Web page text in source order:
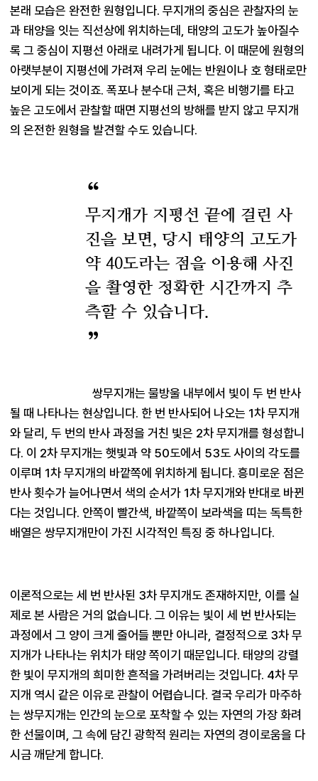
본래 모습은 완전한 원형입니다. 무지개의 중심은 관찰자의 눈
과 태양을 잇는 직선상에 위치하는데, 태양의 고도가 높아질수
록 그 중심이 지평선 아래로 내려가게 됩니다. 이 때문에 원형의
아랫부분이 지평선에 가려져 우리 눈에는 반원이나 호 형태로만
보이게 되는 것이죠. 폭포나 분수대 근처, 혹은 비행기를 타고
높은 고도에서 관찰할 때면 지평선의 방해를 받지 않고 무지개
의 온전한 원형을 발견할 수도 있습니다.
무지개가 지평선 끝에 걸린 사
진을 보면, 당시 태양의 고도가
약 40도라는 점을 이용해 사진
을 촬영한 정확한 시간까지 추
측할 수 있습니다.
쌍무지개는 물방울 내부에서 빛이 두 번 반사
될 때 나타나는 현상입니다. 한 번 반사되어 나오는 1차 무지개
와 달리, 두 번의 반사 과정을 거친 빛은 2차 무지개를 형성합니
다. 이 2차 무지개는 햇빛과 약 50도에서 53도 사이의 각도를
이루며 1차 무지개의 바깥쪽에 위치하게 됩니다. 흥미로운 점은
반사 횟수가 늘어나면서 색의 순서가 1차 무지개와 반대로 바뀐
다는 것입니다. 안쪽이 빨간색, 바깥쪽이 보라색을 띠는 독특한
배열은 쌍무지개만이 가진 시각적인 특징 중 하나입니다.
이론적으로는 세 번 반사된 3차 무지개도 존재하지만, 이를 실
제로 본 사람은 거의 없습니다. 그 이유는 빛이 세 번 반사되는
과정에서 그 양이 크게 줄어들 뿐만 아니라, 결정적으로 3차 무
지개가 나타나는 위치가 태양 쪽이기 때문입니다. 태양의 강렬
한 빛이 무지개의 희미한 흔적을 가려버리는 것입니다. 4차 무
지개 역시 같은 이유로 관찰이 어렵습니다. 결국 우리가 마주하
는 쌍무지개는 인간의 눈으로 포착할 수 있는 자연의 가장 화려
한 선물이며, 그 속에 담긴 광학적 원리는 자연의 경이로움을 다
시금 깨닫게 합니다.